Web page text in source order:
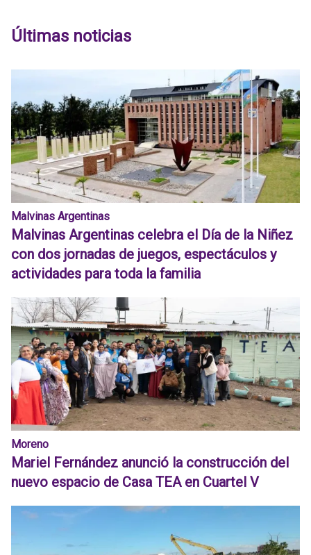
Últimas noticias
Malvinas Argentinas
Malvinas Argentinas celebra el Día de la Niñez
con dos jornadas de juegos, espectáculos y
actividades para toda la familia
Moreno
Mariel Fernández anunció la construcción del
nuevo espacio de Casa TEA en Cuartel V